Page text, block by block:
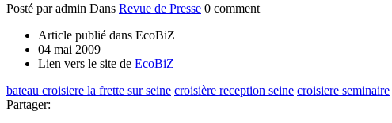
Posté par admin Dans Revue de Presse 0 comment
Article publié dans EcoBiZ
04 mai 2009
Lien vers le site de EcoBiZ
bateau croisiere la frette sur seine croisière reception seine croisiere seminaire
Partager: